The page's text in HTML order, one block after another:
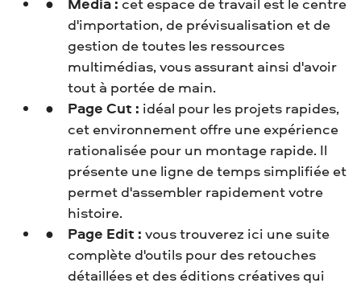
d'importation, de prévisualisation et de
gestion de toutes les ressources
multimédias, vous assurant ainsi d'avoir
tout à portée de main.
Page Cut : idéal pour les projets rapides,
cet environnement offre une expérience
rationalisée pour un montage rapide. Il
présente une ligne de temps simplifiée et
permet d'assembler rapidement votre
histoire.
Page Edit : vous trouverez ici une suite
complète d'outils pour des retouches
détaillées et des éditions créatives qui